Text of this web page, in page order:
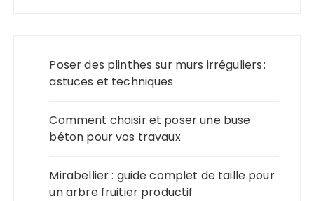
Poser des plinthes sur murs irréguliers :
astuces et techniques
Comment choisir et poser une buse
béton pour vos travaux
Mirabellier : guide complet de taille pour
un arbre fruitier productif